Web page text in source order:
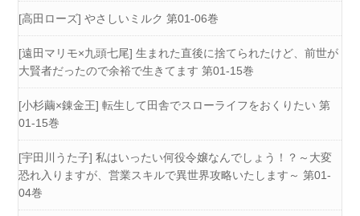
[高田ローズ] やさしいミルク 第01-06巻
[遠田マリモ×九頭七尾] 生まれた直後に捨てられたけど、前世が
大賢者だったので余裕で生きてます 第01-15巻
[小杉繭×錬金王] 転生して田舎でスローライフをおくりたい 第
01-15巻
[宇田川うた子] 私はいったい何役令嬢なんでしょう！？～大変
恐れ入りますが、営業スキルで異世界攻略いたします～ 第01-
04巻